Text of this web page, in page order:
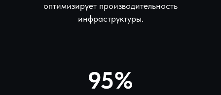
оптимизирует производительность
инфраструктуры.
95%